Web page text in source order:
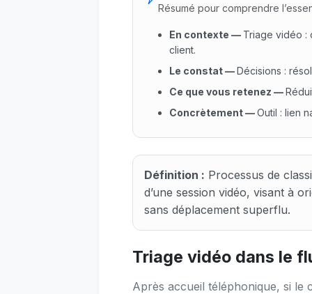
Résumé pour comprendre
En contexte — Triage vidéo :
client.
Le constat—Décisions :
Ce que vous retenez —
Concrètement—Outil : lien
En contexte : Triage vidéo :
Définition : Processus de
d’une session vidéo, visant à
sans déplacement superflu.
Triage vidéo dans le
Après accueil téléphonique, si le